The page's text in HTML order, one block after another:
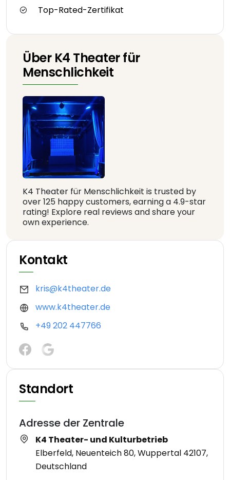
Top-Rated-Zertifikat
Über K4 Theater für
Menschlichkeit
K4 Theater für Menschlichkeit is trusted by
over 125 happy customers, earning a 4.9-star
rating! Explore real reviews and share your
own experience.
Kontakt
kris@k4theater.de
www.k4theater.de
+49 202 447766
Standort
Adresse der Zentrale
K4 Theater- und Kulturbetrieb
Elberfeld, Neuenteich 80, Wuppertal 42107,
Deutschland